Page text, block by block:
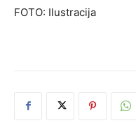
FOTO: Ilustracija